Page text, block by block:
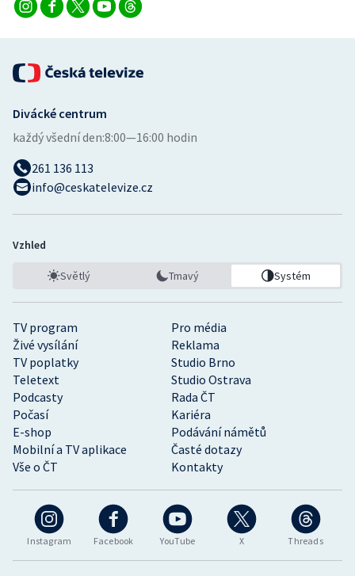
Ostatní
Instagram Facebook YouTube X Threads
TV program
Pro média
Živé vysílání
Reklama
TV poplatky
Studio Brno
Teletext
Studio Ostrava
Podcasty
Rada ČT
Počasí
Kariéra
E-shop
Podávání námětů
Mobilní a TV aplikace
Časté dotazy
Vše o ČT
Kontakty
Divácké centrum
každý všední den:8:00—16:00 hodin
261 136 113
info@ceskatelevize.cz
Vzhled
Světlý Tmavý Systém